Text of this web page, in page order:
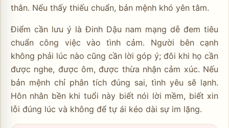
thân. Nếu thấy thiếu chuẩn, bản mệnh khó yên tâm.
Điểm cần lưu ý là Đinh Dậu nam mạng dễ đem tiêu
chuẩn công việc vào tình cảm. Người bên cạnh
không phải lúc nào cũng cần lời góp ý; đôi khi họ cần
được nghe, được ôm, được thừa nhận cảm xúc. Nếu
bản mệnh chỉ phân tích đúng sai, tình yêu sẽ lạnh.
Hôn nhân bền khi tuổi này biết nói lời mềm, biết xin
lỗi đúng lúc và không để tự ái kéo dài sự im lặng.